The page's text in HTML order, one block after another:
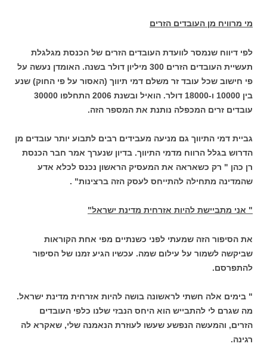
מי מרוויח מן העובדים הזרים
לפי דיווח שנמסר לוועדת העובדים הזרים של הכנסת מגלגלת
תעשיית העובדים הזרים 300 מיליון דולר בשנה. האומדן נעשה על
פי חישוב שכל עובד זר משלם דמי תיווך (האסור על פי החוק) שנע
בין 10000 ו-18000 דולר. הואיל ובשנת 2006 התחלפו 30000
עובדים זרים המכפלה נותנת את המספר הזה.
גביית דמי התיווך גם מניעה מעבידים רבים לתבוע יותר עובדים מן
הדרוש בגלל הרווח מדמי התיווך. בדיון שנערך אמר חבר הכנסת
רן כהן " רק כשאראה את המעסיק הראשון נכנס לכלא אדע
שהמדינה מתחילה להתייחס לעסק הזה ברצינות" .
" אני מתביישת להיות אזרחית מדינת ישראל"
את הסיפור הזה שמעתי לפני כשנתיים מפי אחת הקוראות
שביקשה לשמור על עילום שמה. עכשיו הגיע זמנו של הסיפור
להתפרסם.
" בימים אלה חשתי לראשונה בושה להיות אזרחית מדינת ישראל.
מה שגרם לי להתבייש הוא היחס הנבזי שלנו כלפי העובדים
הזרים, והמעשה הנפשע שעשו לעוזרת הנאמנה שלי, שאקרא לה
רגינה.